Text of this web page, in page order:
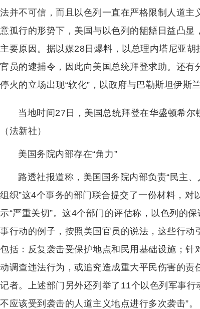
法并不可信，而且以色列一直在严格限制人道
意孤行的形势下，美国与以色列的龃龉日益凸
主要原因。据以媒28日爆料，以总理内塔尼亚
官员的逮捕令，因此向美国总统拜登求助。还
停火的立场出现“软化”，以政府与巴勒斯坦伊斯
当地时间27日，美国总统拜登在华盛顿希尔
（法新社）
美国务院内部存在“角力”
路透社报道称，美国国务院内部负责“民主、
组织”这4个事务的部门联合提交了一份材料，
示“严重关切”。这4个部门的评估称，以色列的
事行动的例子，按照美国官员的说法，这些行动
包括：反复袭击受保护地点和民用基础设施；
动调查违法行为，或追究造成重大平民伤害的
记者。上述部门另外还列举了11个以色列军事
不应该受到袭击的人道主义地点进行多次袭击”。